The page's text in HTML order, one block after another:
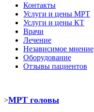
Контакты
Услуги и цены МРТ
Услуги и цены КТ
Врачи
Лечение
Независимое мнение
Оборудование
Отзывы пациентов
>МРТ головы